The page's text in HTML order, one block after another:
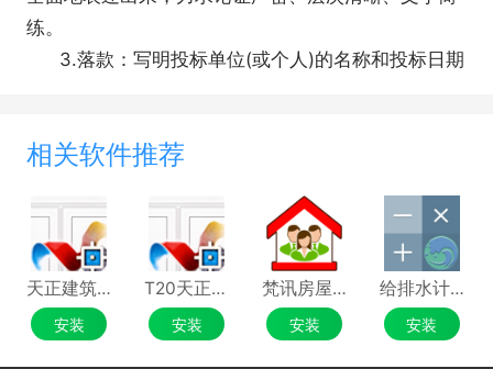
练。
3.落款：写明投标单位(或个人)的名称和投标日期
相关软件推荐
天正建筑TArch
安装
T20天正暖通软件
安装
梵讯房屋管理系统
安装
给排水计算器
安装